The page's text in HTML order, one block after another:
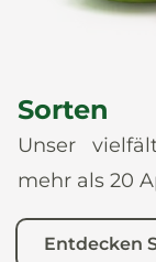
Sorten
Unser
mehr als 20
Entdecken